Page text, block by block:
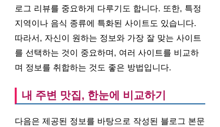
로그 리뷰를 중요하게 다루기도 합니다. 또한, 특정
지역이나 음식 종류에 특화된 사이트도 있습니다.
따라서, 자신이 원하는 정보와 가장 잘 맞는 사이트
를 선택하는 것이 중요하며, 여러 사이트를 비교하
며 정보를 취합하는 것도 좋은 방법입니다.
내 주변 맛집, 한눈에 비교하기
다음은 제공된 정보를 바탕으로 작성된 블로그 본문